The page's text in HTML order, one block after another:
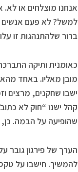
אנחנו מוצלחים או
למשל? לא פעם אנשים
ברור שלהתנהגות זו
כאומנית ותיקה
מובן מאליו. באחד
ישבו שחקנים, מרצים
קהל ישנו “חוק לא
שהופיעה על הבמה.
הערך של פירגון גובר
להמשיך. חישבו על